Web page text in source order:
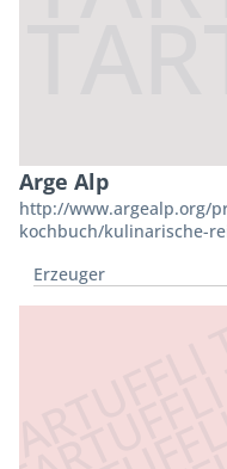
Arge Alp
http://www.argealp.org/
kochbuch/kulinarische-
Erzeuger